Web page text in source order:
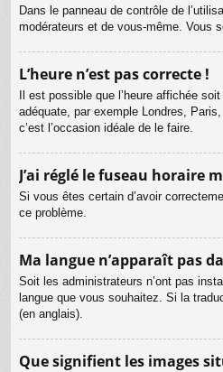
Dans le panneau de contrôle de
modérateurs et de vous-même. Vous
L’heure n’est pas correcte !
Il est possible que l’heure affichée
adéquate, par exemple Londres,
c’est l’occasion idéale de le faire.
J’ai réglé le fuseau horaire
Si vous êtes certain d’avoir
ce problème.
Ma langue n’apparaît pas
Soit les administrateurs n’ont pas
langue que vous souhaitez. Si la
(en anglais).
Que signifient les images